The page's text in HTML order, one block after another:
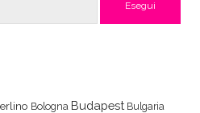
Bologna Budapest Bulgaria